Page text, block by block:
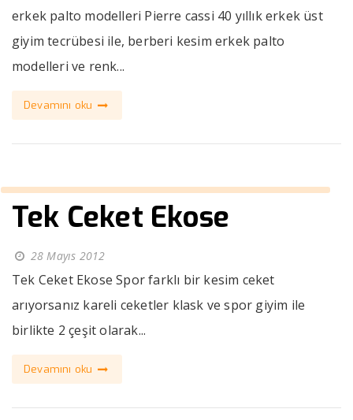
erkek palto modelleri Pierre cassi 40 yıllık erkek üst
giyim tecrübesi ile, berberi kesim erkek palto
modelleri ve renk...
Devamını oku
Tek Ceket Ekose
28 Mayıs 2012
Tek Ceket Ekose Spor farklı bir kesim ceket
arıyorsanız kareli ceketler klask ve spor giyim ile
birlikte 2 çeşit olarak...
Devamını oku